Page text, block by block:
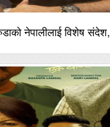
नेपालीलाई विशेष संदेश,